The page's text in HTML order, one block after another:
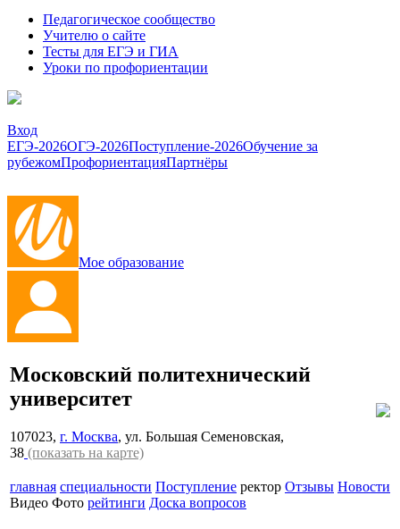
Педагогическое сообщество
Учителю о сайте
Тесты для ЕГЭ и ГИА
Уроки по профориентации
Вход
ЕГЭ-2026ОГЭ-2026Поступление-2026Обучение за
рубежомПрофориентацияПартнёры
Мое образование
Московский политехнический
университет
107023, г. Москва, ул. Большая Семеновская,
38 (показать на карте)
главная специальности Поступление ректор Отзывы Новости
Видео Фото рейтинги Доска вопросов